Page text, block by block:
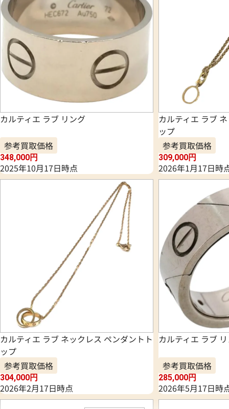
カルティエ ラブ リング
参考買取価格
348,000円
2025年10月17日時点
カルティエ ラブ
ップ
参考買取価格
309,000円
2026年1月17日時
カルティエ ラブ ネックレス ペンダントト
ップ
参考買取価格
304,000円
2026年2月17日時点
カルティエ ラブ
参考買取価格
285,000円
2026年5月17日時